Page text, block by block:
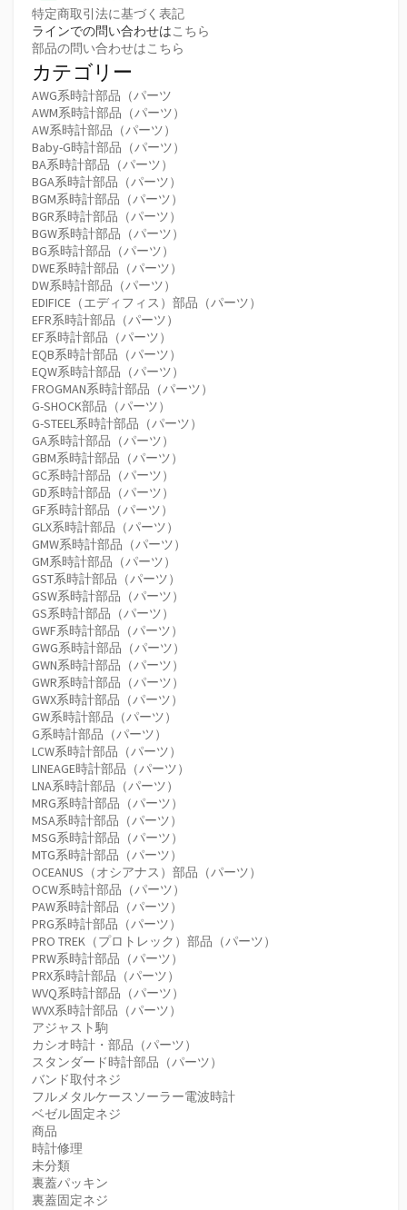
特定商取引法に基づく表記
ラインでの問い合わせはこちら
部品の問い合わせはこちら
カテゴリー
AWG系時計部品（パーツ
AWM系時計部品（パーツ）
AW系時計部品（パーツ）
Baby-G時計部品（パーツ）
BA系時計部品（パーツ）
BGA系時計部品（パーツ）
BGM系時計部品（パーツ）
BGR系時計部品（パーツ）
BGW系時計部品（パーツ）
BG系時計部品（パーツ）
DWE系時計部品（パーツ）
DW系時計部品（パーツ）
EDIFICE（エディフィス）部品（パーツ）
EFR系時計部品（パーツ）
EF系時計部品（パーツ）
EQB系時計部品（パーツ）
EQW系時計部品（パーツ）
FROGMAN系時計部品（パーツ）
G-SHOCK部品（パーツ）
G-STEEL系時計部品（パーツ）
GA系時計部品（パーツ）
GBM系時計部品（パーツ）
GC系時計部品（パーツ）
GD系時計部品（パーツ）
GF系時計部品（パーツ）
GLX系時計部品（パーツ）
GMW系時計部品（パーツ）
GM系時計部品（パーツ）
GST系時計部品（パーツ）
GSW系時計部品（パーツ）
GS系時計部品（パーツ）
GWF系時計部品（パーツ）
GWG系時計部品（パーツ）
GWN系時計部品（パーツ）
GWR系時計部品（パーツ）
GWX系時計部品（パーツ）
GW系時計部品（パーツ）
G系時計部品（パーツ）
LCW系時計部品（パーツ）
LINEAGE時計部品（パーツ）
LNA系時計部品（パーツ）
MRG系時計部品（パーツ）
MSA系時計部品（パーツ）
MSG系時計部品（パーツ）
MTG系時計部品（パーツ）
OCEANUS（オシアナス）部品（パーツ）
OCW系時計部品（パーツ）
PAW系時計部品（パーツ）
PRG系時計部品（パーツ）
PRO TREK（プロトレック）部品（パーツ）
PRW系時計部品（パーツ）
PRX系時計部品（パーツ）
WVQ系時計部品（パーツ）
WVX系時計部品（パーツ）
アジャスト駒
カシオ時計・部品（パーツ）
スタンダード時計部品（パーツ）
バンド取付ネジ
フルメタルケースソーラー電波時計
ベゼル固定ネジ
商品
時計修理
未分類
裏蓋パッキン
裏蓋固定ネジ